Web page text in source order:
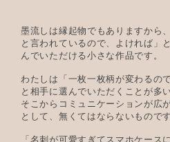
墨流しは縁起物でもありますから
と言われているので、よければ」
んでいただける小さな作品です。
わたしは「一枚一枚柄が変わるの
と相手に選んでいただくことが多
そこからコミュニケーションが広
として、無くてはならないものです
「名刺が可愛すぎてスマホケース